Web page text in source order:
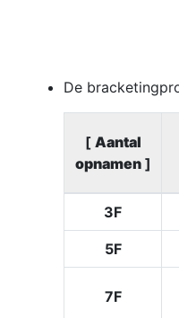
De
[ Aantal
opnamen]
3F
5F
7F